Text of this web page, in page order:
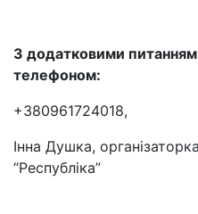
З додатковими
телефоном:
+380961724018,
Інна Душка,
“Республіка”